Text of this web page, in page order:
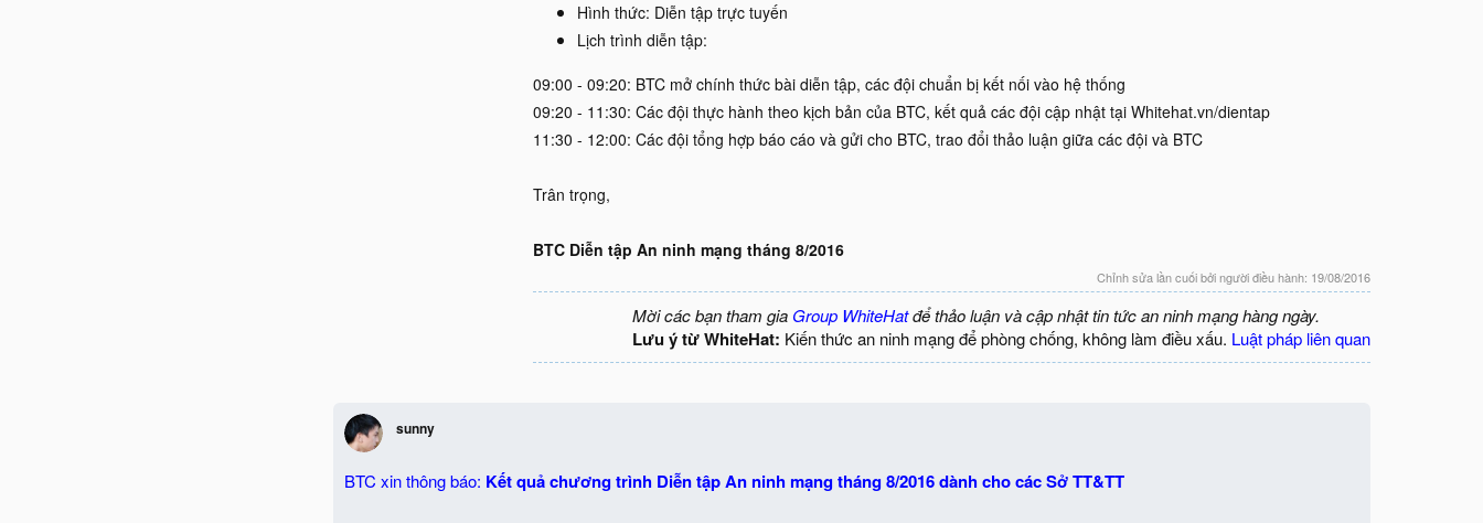
Hình thức: Diễn tập trực tuyến
Lịch trình diễn tập:
09:00 - 09:20: BTC mở chính thức bài diễn tập, các đội chuẩn bị kết nối vào hệ thống
09:20 - 11:30: Các đội thực hành theo kịch bản của BTC, kết quả các đội cập nhật tại Whitehat.vn/dientap
11:30 - 12:00: Các đội tổng hợp báo cáo và gửi cho BTC, trao đổi thảo luận giữa các đội và BTC
Trân trọng,
BTC Diễn tập An ninh mạng tháng 8/2016
Chỉnh sửa lần cuối bởi người điều hành: 19/08/2016
Mời các bạn tham gia Group WhiteHatđể thảo luận và cập nhật tin tức an ninh mạng hàng ngày.
Lưu ý từ WhiteHat: Kiến thức an ninh mạng để phòng chống, không làm điều xấu. Luật pháp liên quan
sunny
BTC xin thông báo: Kết quả chương trình Diễn tập An ninh mạng tháng 8/2016 dành cho các Sở TT&TT